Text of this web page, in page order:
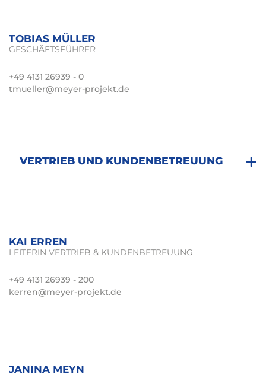
TOBIAS MÜLLER
GESCHÄFTSFÜHRER
+49 4131 26939 - 0
tmueller@meyer-projekt.de
VERTRIEB UND KUNDENBETREUUNG
KAI ERREN
LEITERIN VERTRIEB & KUNDENBETREUUNG
+49 4131 26939 - 200
kerren@meyer-projekt.de
JANINA MEYN